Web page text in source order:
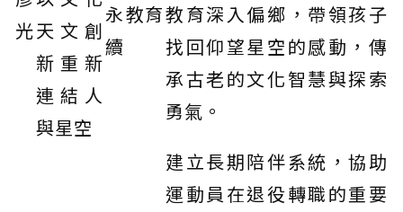
光天文創
新重新
連結人
與星空
永
續
教育教育深入偏鄉，帶領孩子
找回仰望星空的感動，傳
承古老的文化智慧與探索
勇氣。
建立長期陪伴系統，協助
運動員在退役轉職的重要